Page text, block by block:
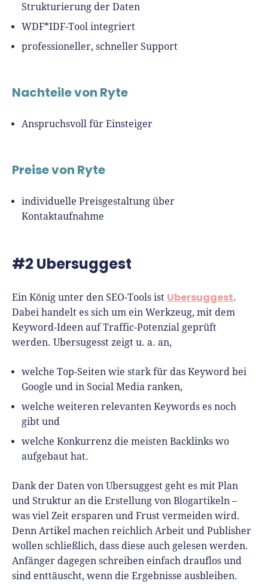
Strukturierung der Daten
WDF*IDF-Tool integriert
professioneller, schneller Support
Nachteile von Ryte
Anspruchsvoll für Einsteiger
Preise von Ryte
individuelle Preisgestaltung über
Kontaktaufnahme
#2 Ubersuggest
Ein König unter den SEO-Tools ist Ubersuggest.
Dabei handelt es sich um ein Werkzeug, mit dem
Keyword-Ideen auf Traffic-Potenzial geprüft
werden. Ubersugesst zeigt u. a. an,
welche Top-Seiten wie stark für das Keyword bei
Google und in Social Media ranken,
welche weiteren relevanten Keywords es noch
gibt und
welche Konkurrenz die meisten Backlinks wo
aufgebaut hat.
Dank der Daten von Ubersuggest geht es mit Plan
und Struktur an die Erstellung von Blogartikeln –
was viel Zeit ersparen und Frust vermeiden wird.
Denn Artikel machen reichlich Arbeit und Publisher
wollen schließlich, dass diese auch gelesen werden.
Anfänger dagegen schreiben einfach drauflos und
sind enttäuscht, wenn die Ergebnisse ausbleiben.